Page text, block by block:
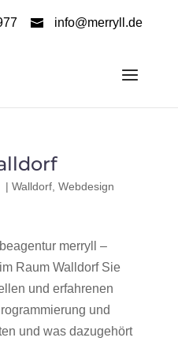
info@merryll.de
| Walldorf, Webdesign
merryll –
Raum Walldorf Sie
und erfahrenen
und
und was dazugehört